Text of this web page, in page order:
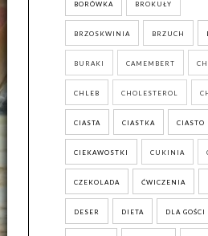
BORÓWKA BROKUŁY
BRZOSKWINIA BRZUCH
BURAKI CAMEMBERT
CHLEB CHOLESTEROL
CIASTA CIASTKA CIASTO
CIEKAWOSTKI CUKINIA
CZEKOLADA ĆWICZENIA
DESER DIETA DLA GOŚCI